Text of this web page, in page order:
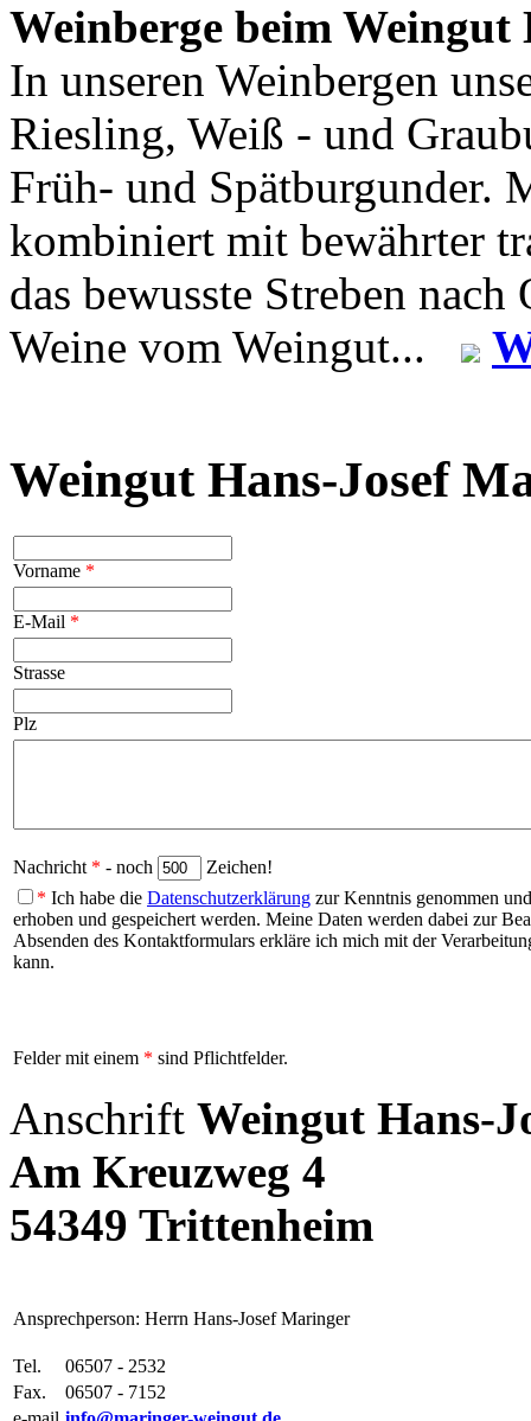
Weinberge beim
In unseren Weinbergen
Riesling, Weiß - und
Früh- und Spätburgunder.
kombiniert mit bewährter
das bewusste Streben
Weine vom Weingut...
Weingut Hans-Josef
Vorname *
E-Mail *
Strasse
Plz
Nachricht * - noch
Zeichen!
* Ich habe die Datenschutzerklärung zur Kenntnis genommen
erhoben und gespeichert werden. Meine Daten werden dabei zur
Absenden des Kontaktformulars erkläre ich mich mit der
kann.
Felder mit einem * sind Pflichtfelder.
Anschrift Weingut Hans-
Am Kreuzweg 4
54349 Trittenheim
Ansprechperson: Herrn Hans-Josef Maringer
Tel.
06507 - 2532
Fax.
06507 - 7152